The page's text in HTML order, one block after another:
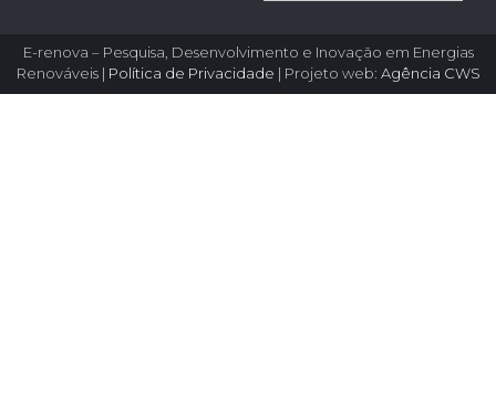
E-renova – Pesquisa, Desenvolvimento e Inovação em Energias
Renováveis | Política de Privacidade | Projeto web: Agência CWS